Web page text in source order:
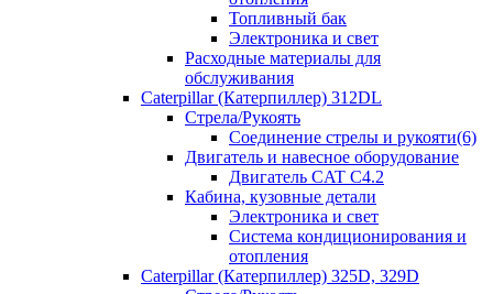
Топливный бак
Электроника и свет
Расходные материалы для
обслуживания
Caterpillar (Катерпиллер) 312DL
Стрела/Рукоять
Соединение стрелы и рукояти(6)
Двигатель и навесное оборудование
Двигатель CAT С4.2
Кабина, кузовные детали
Электроника и свет
Система кондиционирования и
отопления
Caterpillar (Катерпиллер) 325D, 329D